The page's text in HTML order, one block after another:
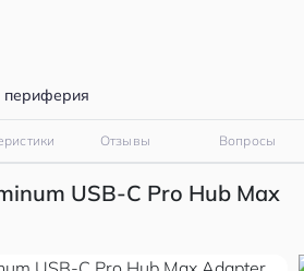
периферия
Отзывы Вопросы
USB-C Pro Hub Max